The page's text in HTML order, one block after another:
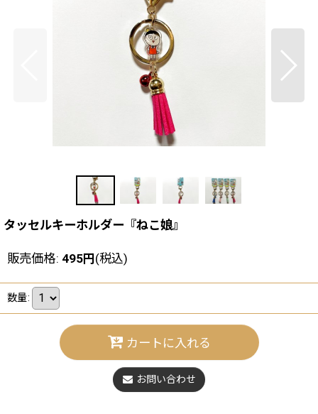
タッセルキーホルダー『ねこ娘』
販売価格: 495円(税込)
数量:
カートに入れる
お問い合わせ